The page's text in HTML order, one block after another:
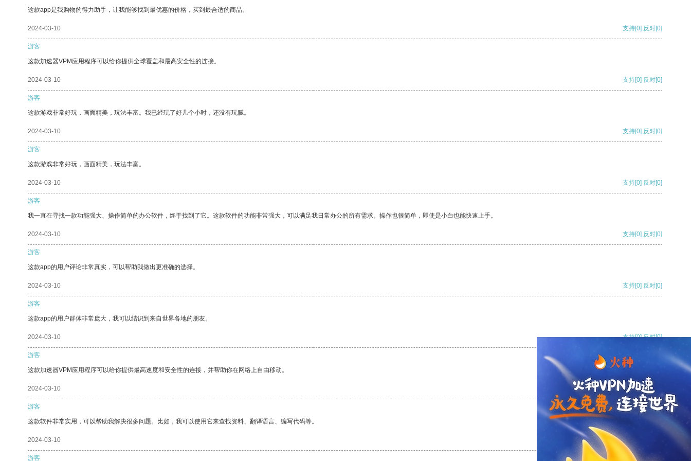
这款app是我购物的得力助手，让我能够找到最优惠的价格，买到最合适的商品。
2024-03-10 支持[0] 反对[0]
游客
这款加速器VPM应用程序可以给你提供全球覆盖和最高安全性的连接。
2024-03-10 支持[0] 反对[0]
游客
这款游戏非常好玩，画面精美，玩法丰富。我已经玩了好几个小时，还没有玩腻。
2024-03-10 支持[0] 反对[0]
游客
这款游戏非常好玩，画面精美，玩法丰富。
2024-03-10 支持[0] 反对[0]
游客
我一直在寻找一款功能强大、操作简单的办公软件，终于找到了它。这款软件的功能非常强大，可以满足我日常办公的所有需求。操作也很简单，即使是小白也能快速上手。
2024-03-10 支持[0] 反对[0]
游客
这款app的用户评论非常真实，可以帮助我做出更准确的选择。
2024-03-10 支持[0] 反对[0]
游客
这款app的用户群体非常庞大，我可以结识到来自世界各地的朋友。
2024-03-10 支持[0] 反对[0]
游客
这款加速器VPM应用程序可以给你提供最高速度和安全性的连接，并帮助你在网络上自由移动。
2024-03-10 支持[0] 反对
游客
这款软件非常实用，可以帮助我解决很多问题。比如，我可以使用它来查找资料、翻译语言、编写代码等。
2024-03-10 支持
游客